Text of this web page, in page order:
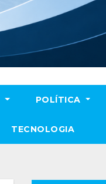
POLÍTICA
TECNOLOGIA